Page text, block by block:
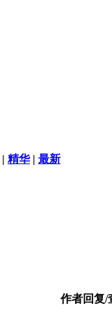
| 精华 | 最新
作者回复/